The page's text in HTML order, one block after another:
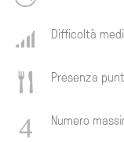
Difficoltà
Presenza
Numero